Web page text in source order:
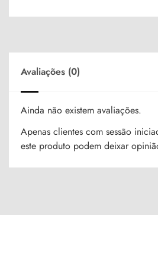
Avaliações (0)
Ainda não existem avaliações.
Apenas clientes com sessão
este produto podem deixar